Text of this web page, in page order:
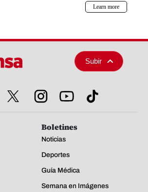
Subir
Boletines
Noticias
Deportes
Guía Médica
Semana en Imágenes